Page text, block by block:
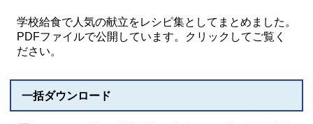
学校給食で人気の献立をレシピ集としてまとめました。
PDFファイルで公開しています。クリックしてご覧く
ださい。
一括ダウンロード